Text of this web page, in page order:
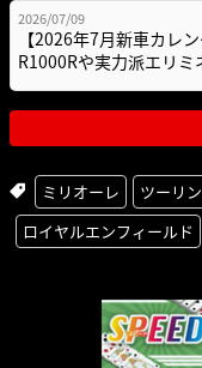
2026/07/09
【2026年7月新車カレ
R1000Rや実力派エリ
ミリオーレ ツーリ
ロイヤルエンフィールド